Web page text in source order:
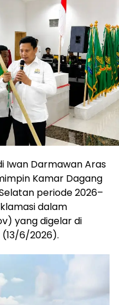
Iwan Darmawan Aras
Kamar Dagang
periode 2026–
dalam
yang digelar di
6/2026).